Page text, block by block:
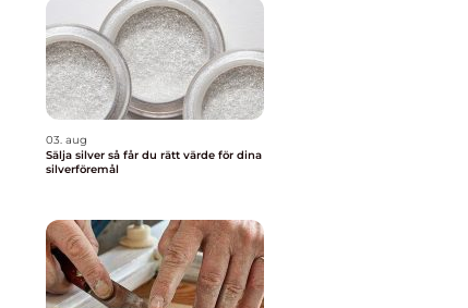
03. aug
Sälja silver så får du rätt värde för dina
silverföremål